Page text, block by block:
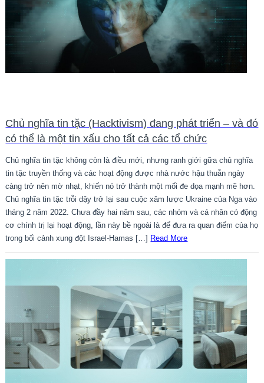
Chủ nghĩa tin tặc (Hacktivism) đang phát triển – và đó
có thể là một tin xấu cho tất cả các tổ chức
Chủ nghĩa tin tặc không còn là điều mới, nhưng ranh giới gữa chủ nghĩa
tin tặc truyền thống và các hoạt động được nhà nước hậu thuẫn ngày
càng trở nên mờ nhạt, khiến nó trở thành một mối đe dọa mạnh mẽ hơn.
Chủ nghĩa tin tặc trỗi dậy trở lại sau cuộc xâm lược Ukraine của Nga vào
tháng 2 năm 2022. Chưa đầy hai năm sau, các nhóm và cá nhân có động
cơ chính trị lại hoạt động, lần này bề ngoài là để đưa ra quan điểm của họ
trong bối cảnh xung đột Israel-Hamas […] Read More